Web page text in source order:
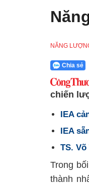
NĂNG
Chia sẻ
chiến
IEA
IEA
TS.
Trong
thành